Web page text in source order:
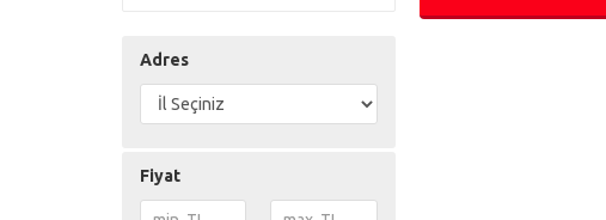
Adres
Fiyat